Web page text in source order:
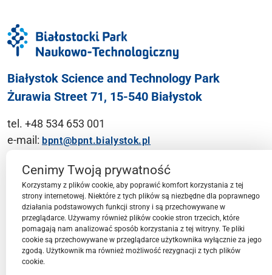
Białystok Science and Technology Park
Żurawia Street 71, 15-540 Białystok
tel. +48 534 653 001
e-mail: bpnt@bpnt.bialystok.pl
Contact
BPN-T Area
BPN-T Offer
Cenimy Twoją prywatność
Korzystamy z plików cookie, aby poprawić komfort korzystania z tej
strony internetowej. Niektóre z tych plików są niezbędne dla poprawnego
działania podstawowych funkcji strony i są przechowywane w
przeglądarce. Używamy również plików cookie stron trzecich, które
pomagają nam analizować sposób korzystania z tej witryny. Te pliki
cookie są przechowywane w przeglądarce użytkownika wyłącznie za jego
zgodą. Użytkownik ma również możliwość rezygnacji z tych plików
cookie.